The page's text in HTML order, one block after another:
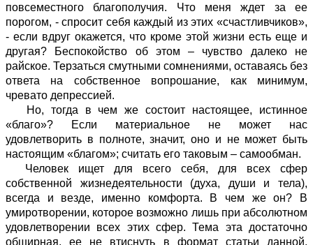
повсеместного благополучия. Что меня ждет за ее
порогом, - спросит себя каждый из этих «счастливчиков»,
- если вдруг окажется, что кроме этой жизни есть еще и
другая? Беспокойство об этом – чувство далеко не
райское. Терзаться смутными сомнениями, оставаясь без
ответа на собственное вопрошание, как минимум,
чревато депрессией.
Но, тогда в чем же состоит настоящее, истинное
«благо»? Если материальное не может нас
удовлетворить в полноте, значит, оно и не может быть
настоящим «благом»; считать его таковым – самообман.
Человек ищет для всего себя, для всех сфер
собственной жизнедеятельности (духа, души и тела),
всегда и везде, именно комфорта. В чем же он? В
умиротворении, которое возможно лишь при абсолютном
удовлетворении всех этих сфер. Тема эта достаточно
обширная, ее не втиснуть в формат статьи данной.